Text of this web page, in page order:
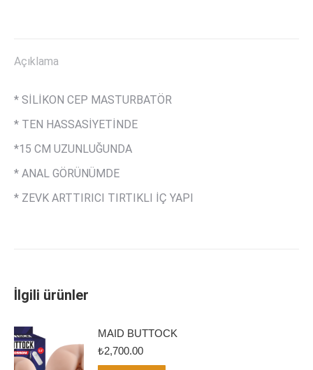
Açıklama
* SİLİKON CEP MASTURBATÖR
* TEN HASSASİYETİNDE
*15 CM UZUNLUĞUNDA
* ANAL GÖRÜNÜMDE
* ZEVK ARTTIRICI TIRTIKLI İÇ YAPI
İlgili ürünler
MAID BUTTOCK
₺2,700.00